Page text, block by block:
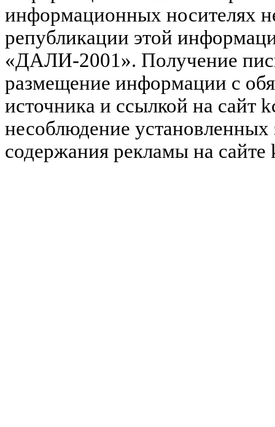
информационных носителях
републикации этой
«ДАЛИ-2001». Получение
размещение информации с
источника и ссылкой на сайт
несоблюдение установленных
содержания рекламы на сайте